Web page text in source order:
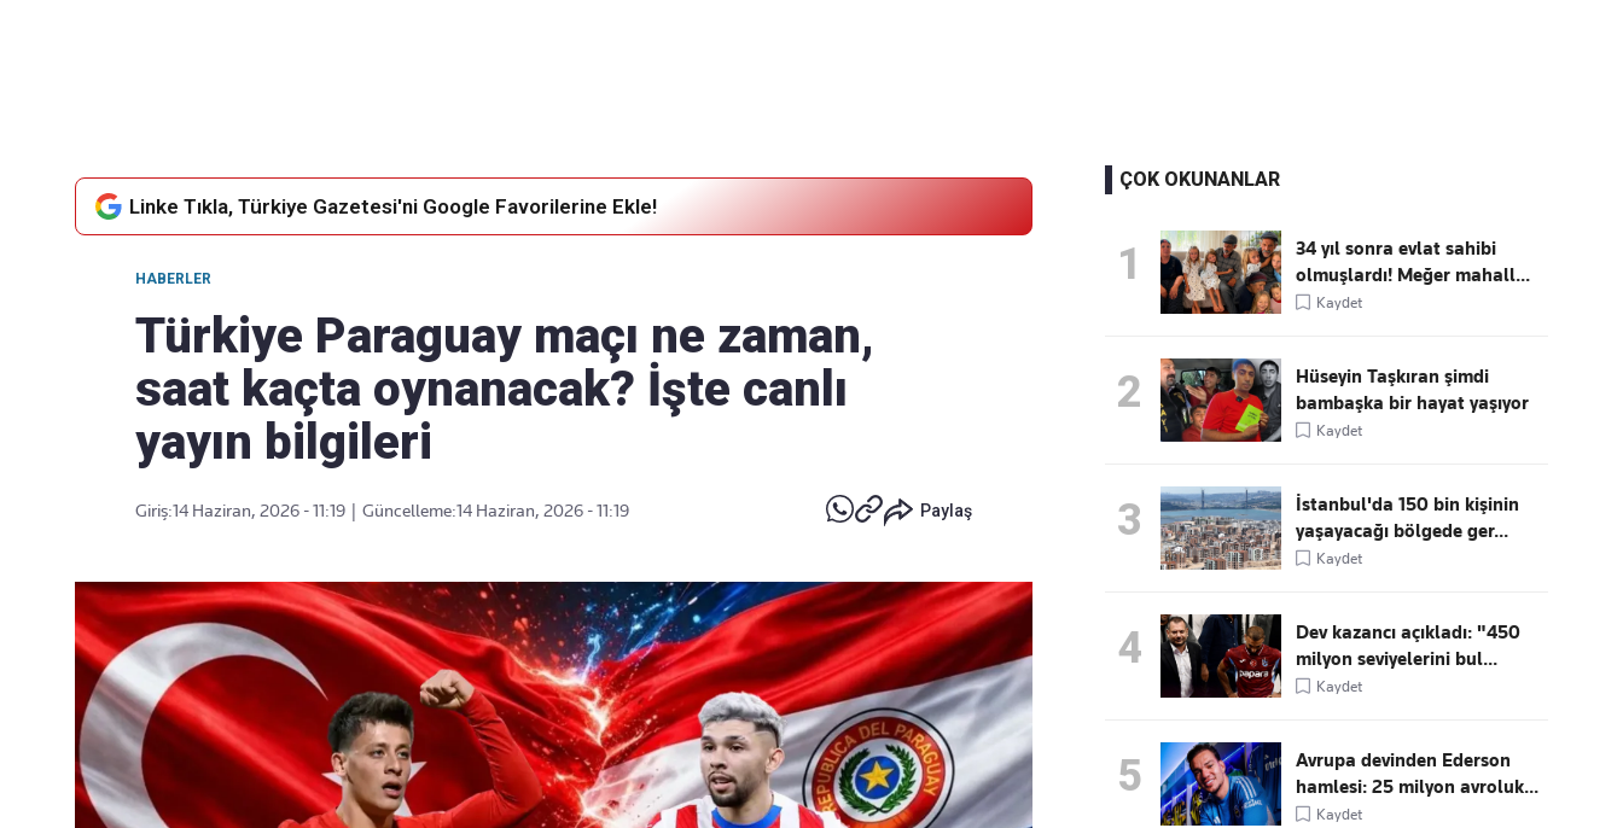
Linke Tıkla, Türkiye Gazetesi'ni Google Favorilerine Ekle!
HABERLER
Türkiye Paraguay maçı ne zaman,
saat kaçta oynanacak? İşte canlı
yayın bilgileri
Giriş:14 Haziran, 2026 - 11:19 Güncelleme:14 Haziran, 2026 - 11:19 Paylaş
ÇOK OKUNANLAR
1
34 yıl sonra evlat sahibi
olmuşlardı! Meğer mahall...
Kaydet
2
Hüseyin Taşkıran şimdi
bambaşka bir hayat yaşıyor
Kaydet
3
İstanbul'da 150 bin kişinin
yaşayacağı bölgede ger...
Kaydet
4
Dev kazancı açıkladı: "450
milyon seviyelerini bul...
Kaydet
5
Avrupa devinden Ederson
hamlesi: 25 milyon avroluk...
Kaydet